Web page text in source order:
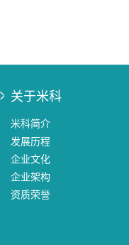
关于米科
米科简介
发展历程
企业文化
企业架构
资质荣誉